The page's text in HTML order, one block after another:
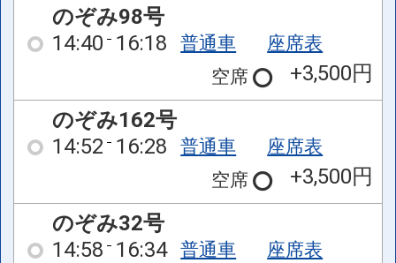
のぞみ98号
14:40 16:18 普通車
座席表
空席
+3,500円
のぞみ162号
14:52 16:28 普通車
座席表
空席
+3,500円
のぞみ32号
14:58 16:34 普通車
座席表